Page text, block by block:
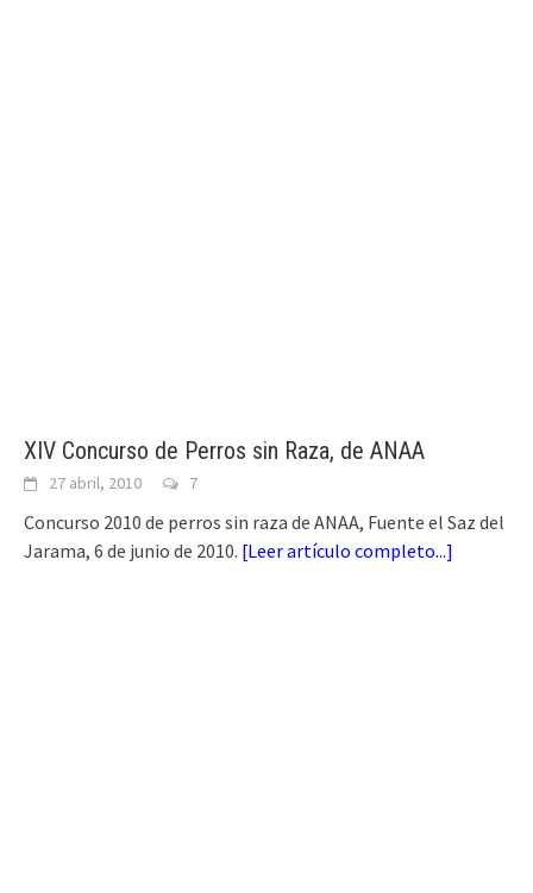
XIV Concurso de Perros sin Raza, de ANAA
27 abril, 2010 7
Concurso 2010 de perros sin raza de ANAA, Fuente el Saz del
Jarama, 6 de junio de 2010. [Leer artículo completo...]